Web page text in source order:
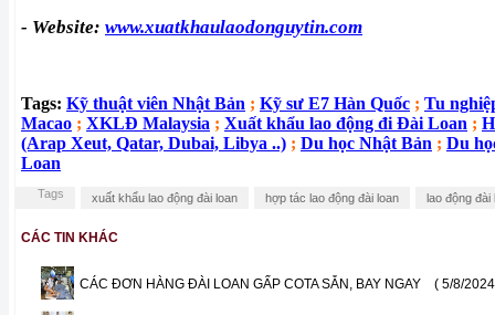
- Website: www.xuatkhaulaodonguytin.com
Tags: Kỹ thuật viên Nhật Bản ; Kỹ sư E7 Hàn Quốc ; Tu
Macao ; XKLĐ Malaysia ; Xuất khẩu lao động đi Đài Loan ;
(Arap Xeut, Qatar, Dubai, Libya ..) ; Du học Nhật Bản ; Du
Loan
Tags xuất khẩu lao động đài loan hợp tác lao động đài loan lao động đài
CÁC TIN KHÁC
CÁC ĐƠN HÀNG ĐÀI LOAN GẤP COTA SẴN, BAY NGAY ( 5/8/